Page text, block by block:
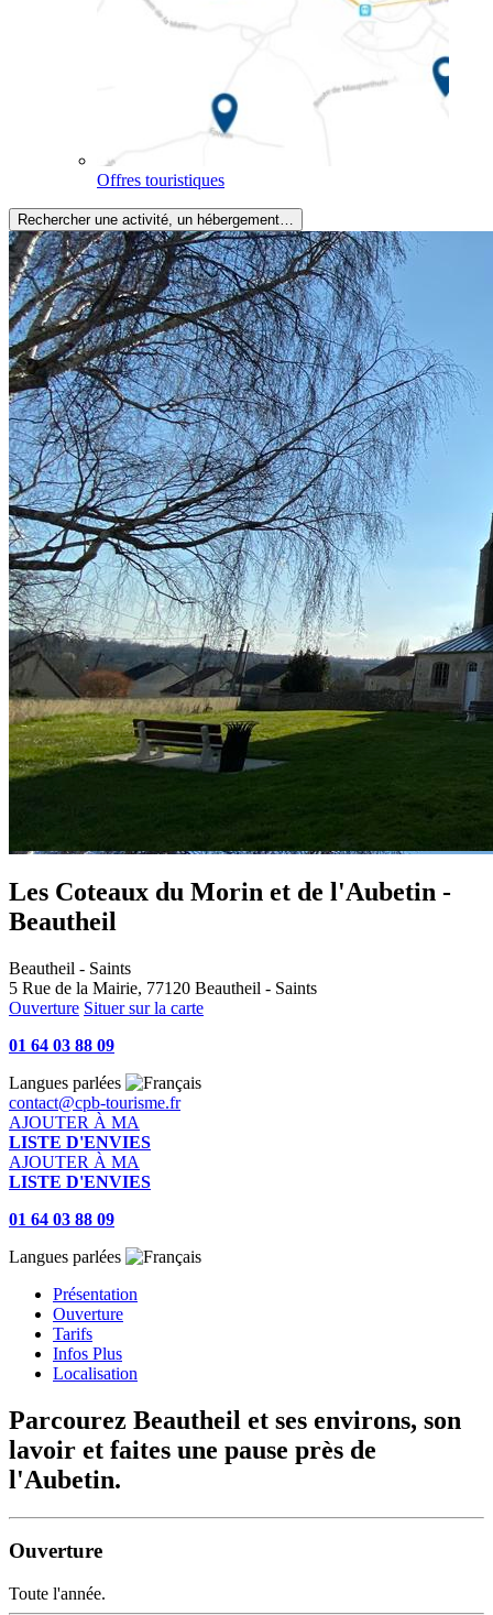
Offres touristiques
Rechercher une activité, un hébergement…
Les Coteaux du Morin et de l'Aubetin -
Beautheil
Beautheil - Saints
5 Rue de la Mairie, 77120 Beautheil - Saints
Ouverture Situer sur la carte
01 64 03 88 09
Langues parlées
contact@cpb-tourisme.fr
AJOUTER À MA
LISTE D'ENVIES
AJOUTER À MA
LISTE D'ENVIES
01 64 03 88 09
Langues parlées
Présentation
Ouverture
Tarifs
Infos Plus
Localisation
Parcourez Beautheil et ses environs, son
lavoir et faites une pause près de
l'Aubetin.
Ouverture
Toute l'année.